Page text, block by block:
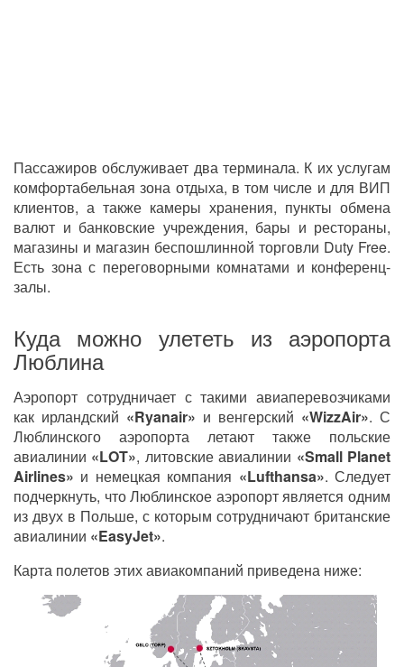
Пассажиров обслуживает два терминала. К их услугам
комфортабельная зона отдыха, в том числе и для ВИП
клиентов, а также камеры хранения, пункты обмена
валют и банковские учреждения, бары и рестораны,
магазины и магазин беспошлинной торговли Duty Free.
Есть зона с переговорными комнатами и конференц-
залы.
Куда можно улететь из аэропорта
Люблина
Аэропорт сотрудничает с такими авиаперевозчиками
как ирландский «Ryanair» и венгерский «WizzAir». С
Люблинского аэропорта летают также польские
авиалинии «LOT», литовские авиалинии «Small Planet
Airlines» и немецкая компания «Lufthansa». Следует
подчеркнуть, что Люблинское аэропорт является одним
из двух в Польше, с которым сотрудничают британские
авиалинии «EasyJet».
Карта полетов этих авиакомпаний приведена ниже: